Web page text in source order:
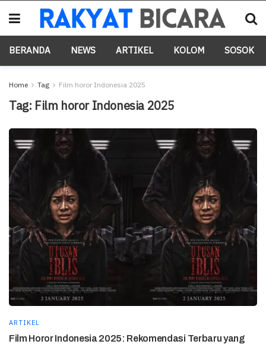
BERANDA NEWS ARTIKEL KOLOM SOSOK
Home Tag Film horor Indonesia 2025
Tag: Film horor Indonesia 2025
ARTIKEL
Film Horor Indonesia 2025: Rekomendasi Terbaru yang